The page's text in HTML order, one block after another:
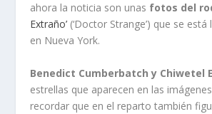
ahora la noticia son unas fotos del
Extraño’ (‘Doctor Strange’) que se
en Nueva York.
Benedict Cumberbatch y Chiwetel
estrellas que aparecen en las
recordar que en el reparto también